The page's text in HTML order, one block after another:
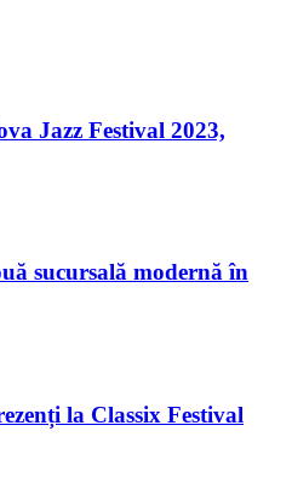
Jazz Festival 2023,
sucursală modernă în
la Classix Festival